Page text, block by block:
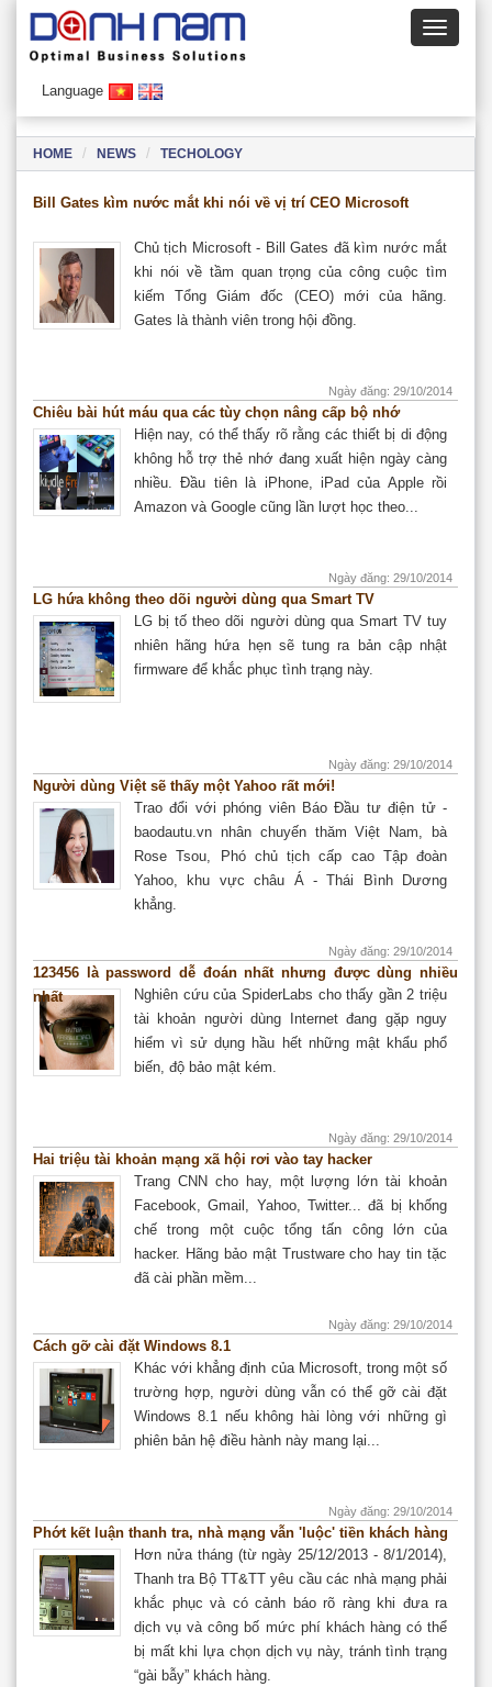
Language
HOME NEWS TECHOLOGY
Bill Gates kìm nước mắt khi nói về vị trí CEO Microsoft
Chủ tịch Microsoft - Bill Gates đã kìm nước mắt
khi nói về tầm quan trọng của công cuộc tìm
kiếm Tổng Giám đốc (CEO) mới của hãng.
Gates là thành viên trong hội đồng.
Ngày đăng: 29/10/2014
Chiêu bài hút máu qua các tùy chọn nâng cấp bộ nhớ
Hiện nay, có thể thấy rõ rằng các thiết bị di động
không hỗ trợ thẻ nhớ đang xuất hiện ngày càng
nhiều. Đầu tiên là iPhone, iPad của Apple rồi
Amazon và Google cũng lần lượt học theo...
Ngày đăng: 29/10/2014
LG hứa không theo dõi người dùng qua Smart TV
LG bị tố theo dõi người dùng qua Smart TV tuy
nhiên hãng hứa hẹn sẽ tung ra bản cập nhật
firmware để khắc phục tình trạng này.
Ngày đăng: 29/10/2014
Người dùng Việt sẽ thấy một Yahoo rất mới!
Trao đổi với phóng viên Báo Đầu tư điện tử -
baodautu.vn nhân chuyến thăm Việt Nam, bà
Rose Tsou, Phó chủ tịch cấp cao Tập đoàn
Yahoo, khu vực châu Á - Thái Bình Dương
khẳng.
Ngày đăng: 29/10/2014
123456 là password dễ đoán nhất nhưng được dùng nhiều
nhất
Nghiên cứu của SpiderLabs cho thấy gần 2 triệu
tài khoản người dùng Internet đang gặp nguy
hiểm vì sử dụng hầu hết những mật khẩu phổ
biến, độ bảo mật kém.
Ngày đăng: 29/10/2014
Hai triệu tài khoản mạng xã hội rơi vào tay hacker
Trang CNN cho hay, một lượng lớn tài khoản
Facebook, Gmail, Yahoo, Twitter... đã bị khống
chế trong một cuộc tổng tấn công lớn của
hacker. Hãng bảo mật Trustware cho hay tin tặc
đã cài phần mềm...
Ngày đăng: 29/10/2014
Cách gỡ cài đặt Windows 8.1
Khác với khẳng định của Microsoft, trong một số
trường hợp, người dùng vẫn có thể gỡ cài đặt
Windows 8.1 nếu không hài lòng với những gì
phiên bản hệ điều hành này mang lại...
Ngày đăng: 29/10/2014
Phớt kết luận thanh tra, nhà mạng vẫn 'luộc' tiền khách hàng
Hơn nửa tháng (từ ngày 25/12/2013 - 8/1/2014),
Thanh tra Bộ TT&TT yêu cầu các nhà mạng phải
khắc phục và có cảnh báo rõ ràng khi đưa ra
dịch vụ và công bố mức phí khách hàng có thể
bị mất khi lựa chọn dịch vụ này, tránh tình trạng
“gài bẫy” khách hàng.